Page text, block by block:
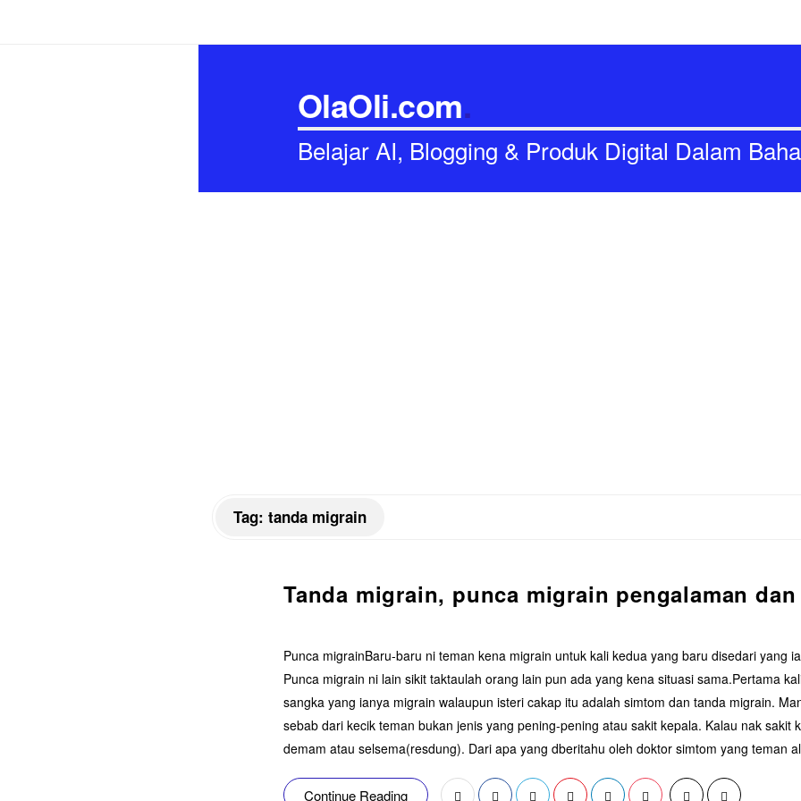
OlaOli.com.
Belajar AI, Blogging & Produk Digital Dalam
Tag: tanda migrain
Tanda migrain, punca migrain pengalaman
​Punca migrain​Baru-baru ni teman kena migrain untuk kali kedua yang baru disedari yang
Punca migrain ni lain sikit taktaulah orang lain pun ada yang kena situasi sama.Pertama
sangka yang ianya migrain walaupun isteri cakap itu adalah simtom dan tanda migrain.
sebab dari kecik teman bukan jenis yang pening-pening atau sakit kepala. Kalau nak sakit
demam atau selsema(resdung). Dari apa yang dberitahu oleh doktor simtom yang teman
Continue Reading